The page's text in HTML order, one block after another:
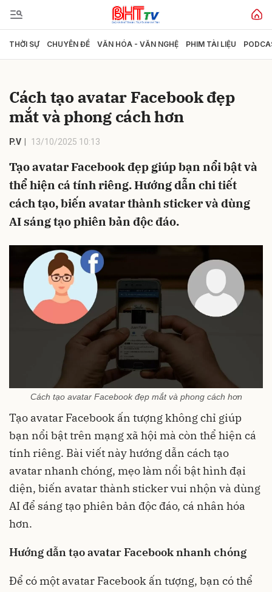
THỜI SỰ CHUYÊN ĐỀ VĂN HÓA - VĂN NGHỆ PHIM TÀI LIỆU
Cách tạo avatar Facebook đẹp
mắt và phong cách hơn
P.V 13/10/2025 10:13
Tạo avatar Facebook đẹp giúp bạn nổi bật và
thể hiện cá tính riêng. Hướng dẫn chi tiết
cách tạo, biến avatar thành sticker và dùng
AI sáng tạo phiên bản độc đáo.
Cách tạo avatar Facebook đẹp mắt và phong cách hơn
Tạo avatar Facebook ấn tượng không chỉ giúp
bạn nổi bật trên mạng xã hội mà còn thể hiện cá
tính riêng. Bài viết này hướng dẫn cách tạo
avatar nhanh chóng, mẹo làm nổi bật hình đại
diện, biến avatar thành sticker vui nhộn và dùng
AI để sáng tạo phiên bản độc đáo, cá nhân hóa
hơn.
Hướng dẫn tạo avatar Facebook nhanh chóng
Để có một avatar Facebook ấn tượng, bạn có thể
Gửi bình luận
Hủy Gửi